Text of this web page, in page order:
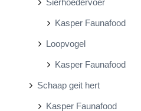
Kasper Faunafood
Loopvogel
Kasper Faunafood
Schaap geit hert
Kasper Faunafood